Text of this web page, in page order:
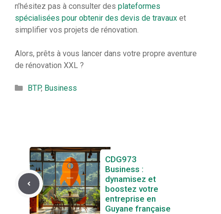
n’hésitez pas à consulter des plateformes
spécialisées pour obtenir des devis de travaux et
simplifier vos projets de rénovation.
Alors, prêts à vous lancer dans votre propre aventure
de rénovation XXL ?
Catégories
BTP, Business
CDG973
Business :
dynamisez et
boostez votre
entreprise en
Guyane française